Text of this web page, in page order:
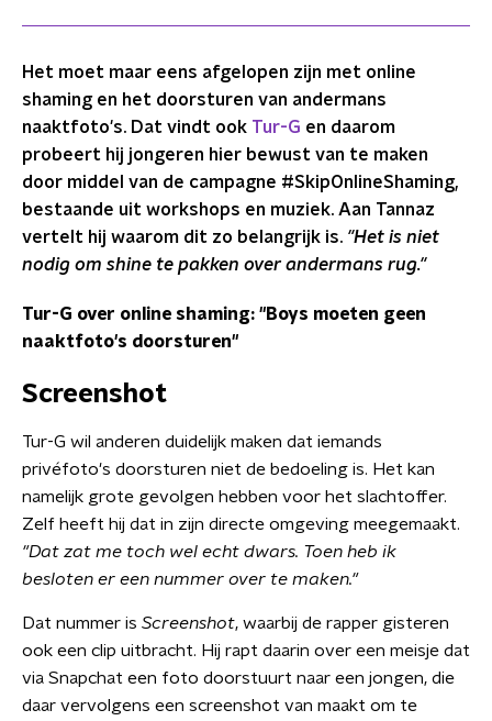
Het moet maar eens afgelopen zijn met online
shaming en het doorsturen van andermans
naaktfoto's. Dat vindt ook Tur-G en daarom
probeert hij jongeren hier bewust van te maken
door middel van de campagne #SkipOnlineShaming,
bestaande uit workshops en muziek. Aan Tannaz
vertelt hij waarom dit zo belangrijk is. "Het is niet
nodig om shine te pakken over andermans rug."
Tur-G over online shaming: "Boys moeten geen
naaktfoto's doorsturen"
Screenshot
Tur-G wil anderen duidelijk maken dat iemands
privéfoto's doorsturen niet de bedoeling is. Het kan
namelijk grote gevolgen hebben voor het slachtoffer.
Zelf heeft hij dat in zijn directe omgeving meegemaakt.
"Dat zat me toch wel echt dwars. Toen heb ik
besloten er een nummer over te maken."
Dat nummer is Screenshot, waarbij de rapper gisteren
ook een clip uitbracht. Hij rapt daarin over een meisje dat
via Snapchat een foto doorstuurt naar een jongen, die
daar vervolgens een screenshot van maakt om te